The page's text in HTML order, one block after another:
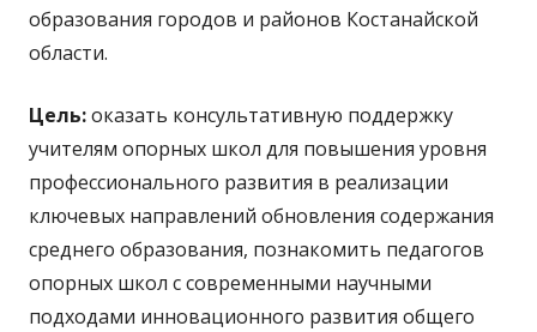
образования городов и районов Костанайской
области.
Цель:оказать консультативную поддержку
учителям опорных школ для повышения уровня
профессионального развития в реализации
ключевых направлений обновления содержания
среднего образования, познакомить педагогов
опорных школ с современными научными
подходами инновационного развития общего